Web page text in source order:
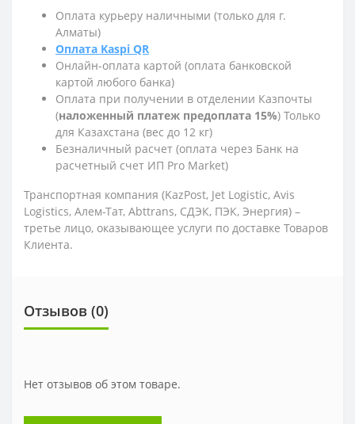
Оплата курьеру наличными (только для г.
Алматы)
Оплата Kaspi QR
Онлайн-оплата картой (оплата банковской
картой любого банка)
Оплата при получении в отделении Казпочты
(наложенный платеж предоплата 15%) Только
для Казахстана (вес до 12 кг)
Безналичный расчет (оплата через Банк на
расчетный счет ИП Pro Market)
Транспортная компания (KazPost, Jet Logistic, Avis
Logistics, Алем-Тат, Abttrans, СДЭК, ПЭК, Энергия) –
третье лицо, оказывающее услуги по доставке Товаров
Клиента.
Отзывов (0)
Нет отзывов об этом товаре.